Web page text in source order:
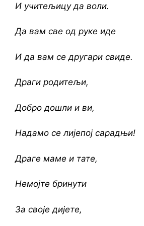
И учитељицу да воли.
Да вам све од руке иде
И да вам се другари свиде.
Драги родитељи,
Добро дошли и ви,
Надамо се лијепој сарадњи!
Драге маме и тате,
Немојте бринути
За своје дијете,